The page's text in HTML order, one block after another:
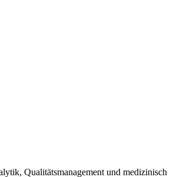
Qualitätsmanagement und medizinisch